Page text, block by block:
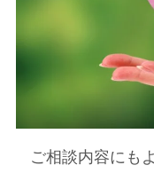
ご相談内容にも